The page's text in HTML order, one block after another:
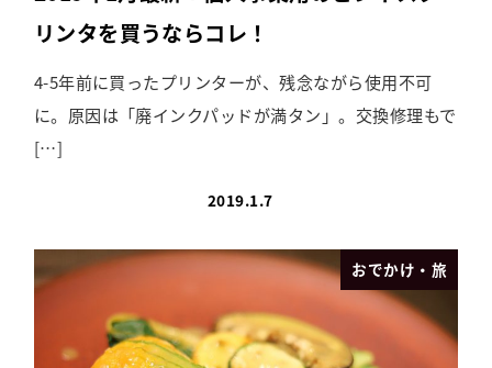
リンタを買うならコレ！
4-5年前に買ったプリンターが、残念ながら使用不可
に。原因は「廃インクパッドが満タン」。交換修理もで
[…]
2019.1.7
おでかけ・旅